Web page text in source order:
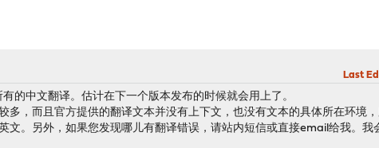
Last
的中文翻译。估计在下一个版本发布的时候就会用上了。
多，而且官方提供的翻译文本并没有上下文，也没有文本的具体所在环境
文。另外，如果您发现哪儿有翻译错误，请站内短信或直接email给我。我